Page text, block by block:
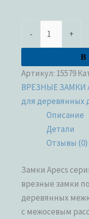
- +
Артикул: 15579
ВРЕЗНЫЕ ЗАМКИ
для деревянных
Описание
Детали
Отзывы (0)
Замки Apecs
врезные замки
деревянных
с межосевым